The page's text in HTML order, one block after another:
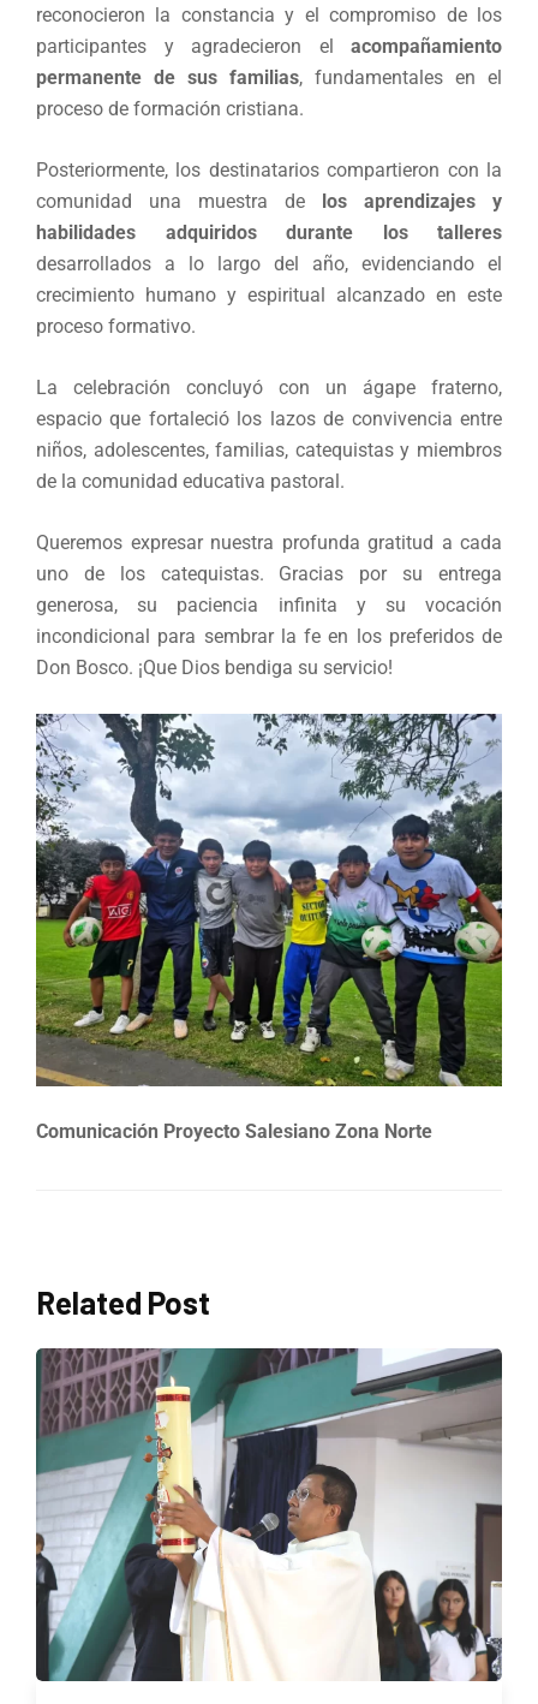
reconocieron la constancia y el compromiso de los
participantes y agradecieron el acompañamiento
permanente de sus familias, fundamentales en el
proceso de formación cristiana.
Posteriormente, los destinatarios compartieron con la
comunidad una muestra de los aprendizajes y
habilidades adquiridos durante los talleres
desarrollados a lo largo del año, evidenciando el
crecimiento humano y espiritual alcanzado en este
proceso formativo.
La celebración concluyó con un ágape fraterno,
espacio que fortaleció los lazos de convivencia entre
niños, adolescentes, familias, catequistas y miembros
de la comunidad educativa pastoral.
Queremos expresar nuestra profunda gratitud a cada
uno de los catequistas. Gracias por su entrega
generosa, su paciencia infinita y su vocación
incondicional para sembrar la fe en los preferidos de
Don Bosco. ¡Que Dios bendiga su servicio!
Comunicación Proyecto Salesiano Zona Norte
Related Post